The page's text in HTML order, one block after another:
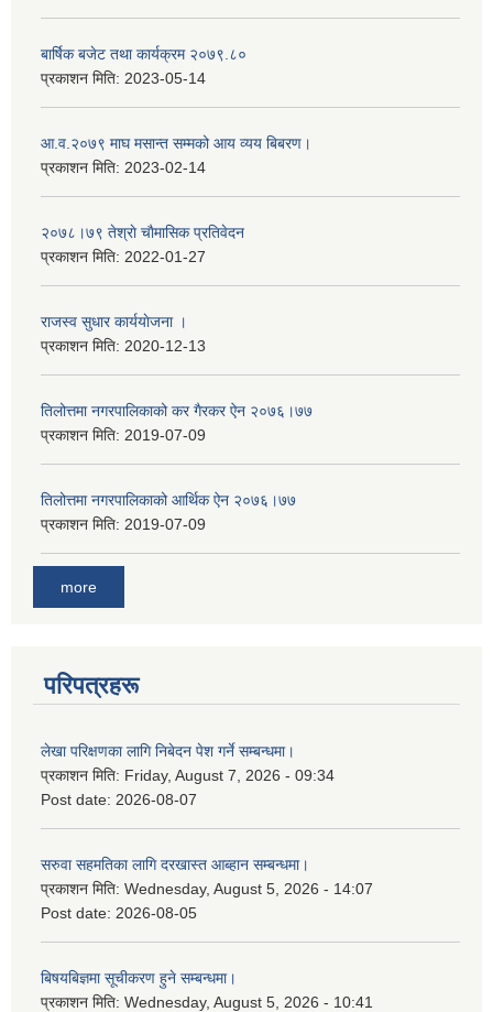
बार्षिक बजेट तथा कार्यक्रम २०७९.८०
प्रकाशन मिति: 2023-05-14
आ.व.२०७९ माघ मसान्त सम्मको आय व्यय बिबरण।
प्रकाशन मिति: 2023-02-14
२०७८।७९ तेश्राे चाैमासिक प्रतिवेदन
प्रकाशन मिति: 2022-01-27
राजस्व सुधार कार्ययाेजना ।
प्रकाशन मिति: 2020-12-13
तिलोत्तमा नगरपालिकाको कर गैरकर ऐन २०७६।७७
प्रकाशन मिति: 2019-07-09
तिलोत्तमा नगरपालिकाको आर्थिक ऐन २०७६।७७
प्रकाशन मिति: 2019-07-09
more
परिपत्रहरू
लेखा परिक्षणका लागि निबेदन पेश गर्ने सम्बन्धमा।
प्रकाशन मिति: Friday, August 7, 2026 - 09:34
Post date: 2026-08-07
सरुवा सहमतिका लागि दरखास्त आब्हान सम्बन्धमा।
प्रकाशन मिति: Wednesday, August 5, 2026 - 14:07
Post date: 2026-08-05
बिषयबिज्ञमा सूचीकरण हुने सम्बन्धमा।
प्रकाशन मिति: Wednesday, August 5, 2026 - 10:41